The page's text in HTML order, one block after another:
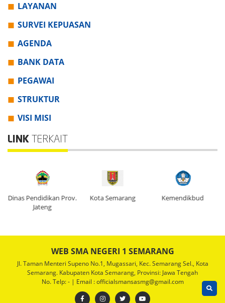
LAYANAN
SURVEI KEPUASAN
AGENDA
BANK DATA
PEGAWAI
STRUKTUR
VISI MISI
LINK TERKAIT
Dinas Pendidikan Prov.
Jateng
Kota Semarang Kemendikbud
WEB SMA NEGERI 1 SEMARANG
Jl. Taman Menteri Supeno No.1, Mugassari, Kec. Semarang Sel., Kota
Semarang. Kabupaten Kota Semarang, Provinsi: Jawa Tengah
No. Telp: - | Email : officialsmansasmg@gmail.com